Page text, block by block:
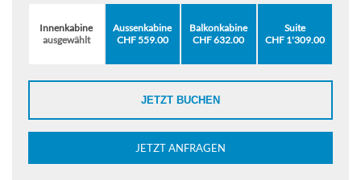
Innenkabine
ausgewählt
Aussenkabine
CHF 559.00
Balkonkabine
CHF 632.00
Suite
CHF 1'309.00
JETZT BUCHEN
JETZT ANFRAGEN